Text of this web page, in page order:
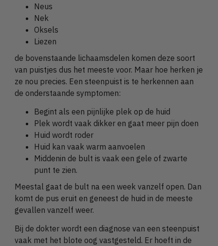
Neus
Nek
Oksels
Liezen
de bovenstaande lichaamsdelen komen deze soort
van puistjes dus het meeste voor. Maar hoe herken je
ze nou precies. Een steenpuist is te herkennen aan
de onderstaande symptomen:
Begint als een pijnlijke plek op de huid
Plek wordt vaak dikker en gaat meer pijn doen
Huid wordt roder
Huid kan vaak warm aanvoelen
Middenin de bult is vaak een gele of zwarte
punt te zien.
Meestal gaat de bult na een week vanzelf open. Dan
komt de pus eruit en geneest de huid in de meeste
gevallen vanzelf weer.
Bij de dokter wordt een diagnose van een steenpuist
vaak met het blote oog vastgesteld. Er hoeft in de